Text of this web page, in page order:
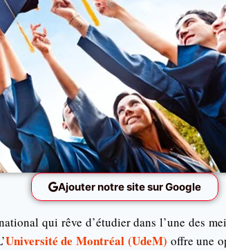
Ajouter notre site sur Google
qui rêve d’étudier dans l’une des
Université de Montréal (UdeM) offre une